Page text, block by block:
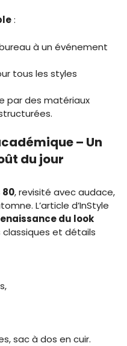
:
à un événement
tous les styles
par des matériaux
– Un
du jour
80, revisité avec audace,
L’article d’InStyle
du look
classiques et détails
sac à dos en cuir.